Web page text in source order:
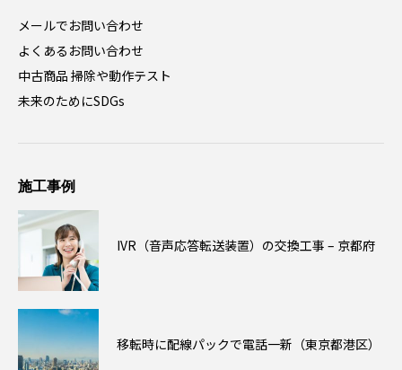
メールでお問い合わせ
よくあるお問い合わせ
中古商品 掃除や動作テスト
未来のためにSDGs
施工事例
IVR（音声応答転送装置）の交換工事 – 京都府
移転時に配線パックで電話一新（東京都港区）